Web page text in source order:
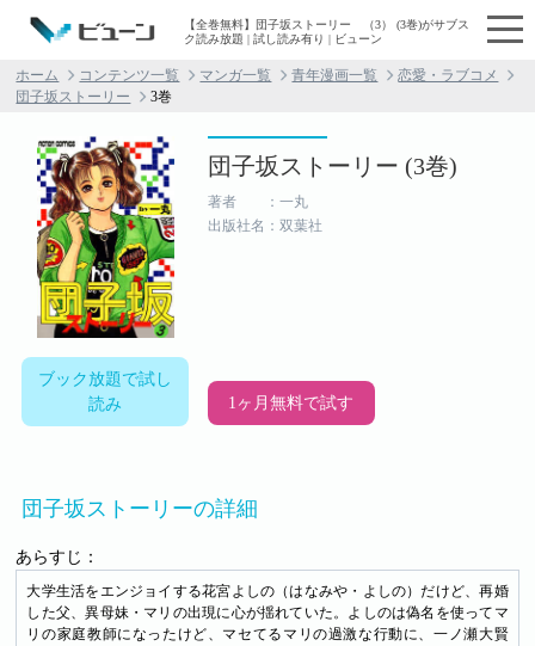
【全巻無料】団子坂ストーリー （3） (3巻)がサブス
ク読み放題 | 試し読み有り | ビューン
ホーム コンテンツ一覧 マンガ一覧 青年漫画一覧
恋愛・ラブコメ
団子坂ストーリー
3巻
ブック放題で試し
読み
団子坂ストーリー (3巻)
著者 ：一丸
出版社名：双葉社
1ヶ月無料で試す
団子坂ストーリーの詳細
あらすじ：
大学生活をエンジョイする花宮よしの（はなみや・よしの）だけど、再婚
した父、異母妹・マリの出現に心が揺れていた。よしのは偽名を使ってマ
リの家庭教師になったけど、マセてるマリの過激な行動に、一ノ瀬大賢